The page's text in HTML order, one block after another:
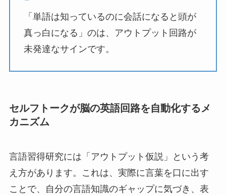
「単語は知っているのに会話になると頭が
真っ白になる」のは、アウトプット回路が
未発達なサインです。
セルフトークが脳の英語回路を自動化するメ
カニズム
言語習得研究には「アウトプット仮説」という考
え方があります。これは、実際に言葉を口に出す
ことで、自分の言語知識のギャップに気づき、表